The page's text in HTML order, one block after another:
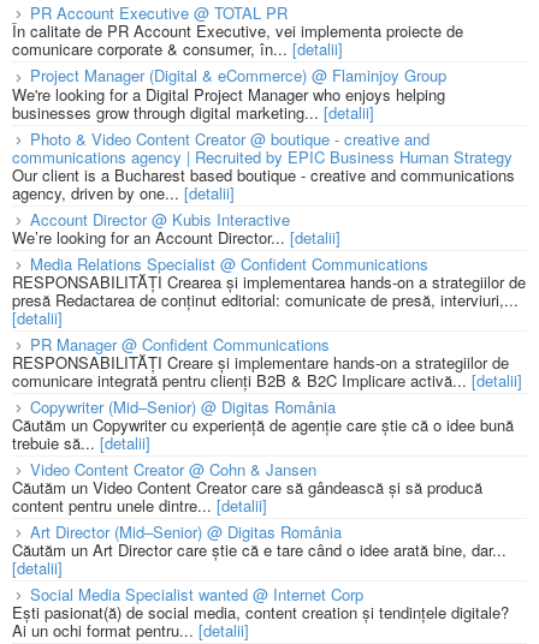
PR Account Executive @ TOTAL PR
În calitate de PR Account Executive, vei implementa proiecte de
comunicare corporate & consumer, în... [detalii]
Project Manager (Digital & eCommerce) @ Flaminjoy Group
We're looking for a Digital Project Manager who enjoys helping
businesses grow through digital marketing... [detalii]
Photo & Video Content Creator @ boutique - creative and
communications agency | Recruited by EPIC Business Human Strategy
Our client is a Bucharest based boutique - creative and communications
agency, driven by one... [detalii]
Account Director @ Kubis Interactive
We’re looking for an Account Director... [detalii]
Media Relations Specialist @ Confident Communications
RESPONSABILITĂȚI Crearea și implementarea hands-on a strategiilor de
presă Redactarea de conținut editorial: comunicate de presă, interviuri,...
[detalii]
PR Manager @ Confident Communications
RESPONSABILITĂȚI Creare și implementare hands-on a strategiilor de
comunicare integrată pentru clienți B2B & B2C Implicare activă... [detalii]
Copywriter (Mid–Senior) @ Digitas România
Căutăm un Copywriter cu experiență de agenție care știe că o idee bună
trebuie să... [detalii]
Video Content Creator @ Cohn & Jansen
Căutăm un Video Content Creator care să gândească și să producă
content pentru unele dintre... [detalii]
Art Director (Mid–Senior) @ Digitas România
Căutăm un Art Director care știe că e tare când o idee arată bine, dar...
[detalii]
Social Media Specialist wanted @ Internet Corp
Ești pasionat(ă) de social media, content creation și tendințele digitale?
Ai un ochi format pentru... [detalii]